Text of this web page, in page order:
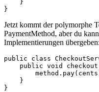
    }
}
Jetzt kommt der polymorphe
PaymentMethod, aber du
Implementierungen übergeben:
public class
public void
    }
}